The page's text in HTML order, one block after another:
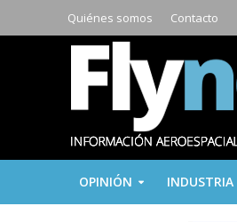
Quiénes somos Contacto
OPINIÓN INDUSTRIA